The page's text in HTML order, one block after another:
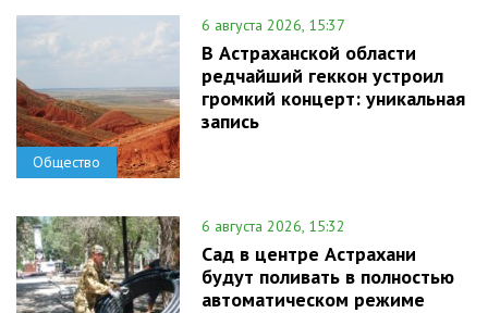
Общество
6 августа 2026, 15:37
В Астраханской области
редчайший геккон устроил
громкий концерт: уникальная
запись
6 августа 2026, 15:32
Сад в центре Астрахани
будут поливать в полностью
автоматическом режиме